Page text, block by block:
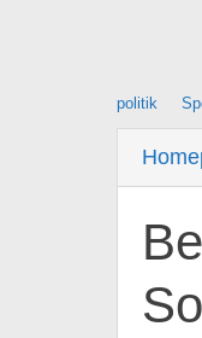
politik